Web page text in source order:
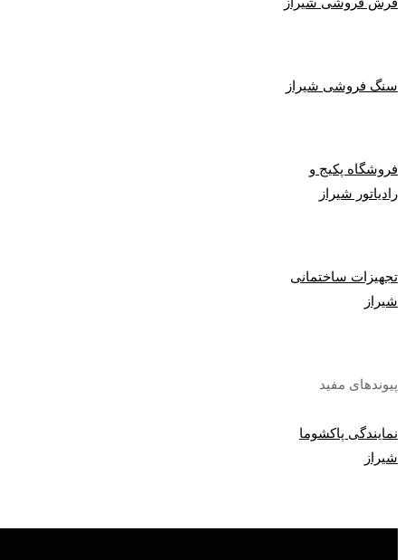
سنگ فروشی شیراز
فروشگاه پکیج و
رادیاتور شیراز
تجهیزات ساختمانی
شیراز
پیوندهای مفید
نمایندگی پاکشوما
شیراز